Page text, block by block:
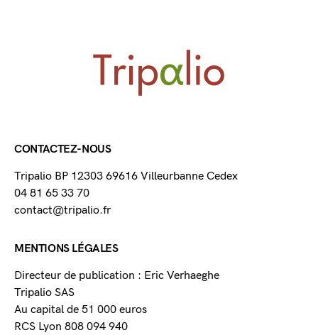
CONTACTEZ-NOUS
Tripalio BP 12303 69616 Villeurbanne Cedex
04 81 65 33 70
contact@tripalio.fr
MENTIONS LÉGALES
Directeur de publication : Eric Verhaeghe
Tripalio SAS
Au capital de 51 000 euros
RCS Lyon 808 094 940